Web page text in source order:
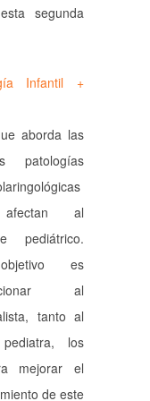
segunda
Infantil +
aborda las
patologías
al
pediátrico.
es
al
tanto al
los
mejorar el
de este